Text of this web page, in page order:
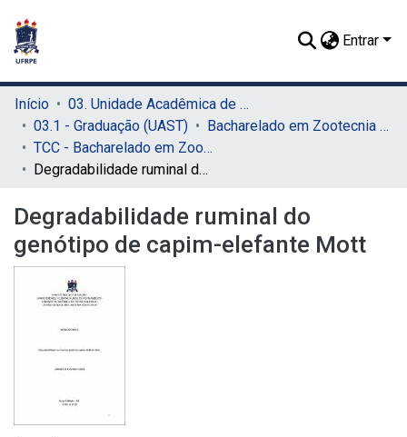
Entrar
Início
03. Unidade Acadêmica de Serra Talhada (UAST)
03.1 - Graduação (UAST)
Bacharelado em Zootecnia (UAST)
TCC - Bacharelado em Zootecnia (UAST)
Degradabilidade ruminal do genótipo de capim-elefante Mott
Degradabilidade ruminal do
genótipo de capim-elefante Mott